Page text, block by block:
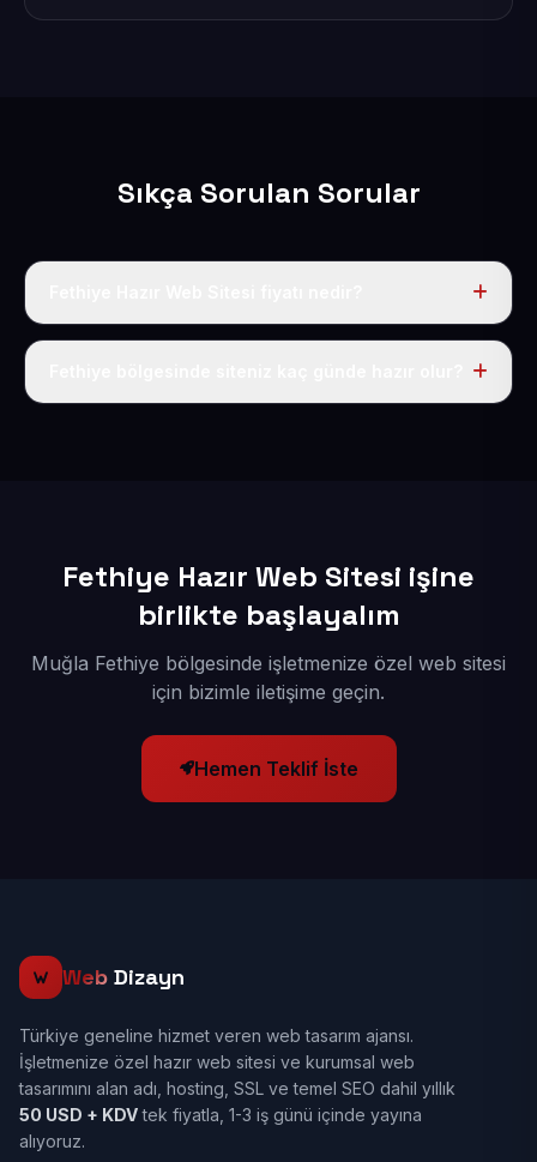
Sıkça Sorulan Sorular
Tek fiyat uygulanır: yıllık 50 USD + KDV. Bu bedele alan
Fethiye Hazır Web Sitesi işine
birlikte başlayalım
Muğla Fethiye bölgesinde işletmenize özel web sitesi
için bizimle iletişime geçin.
Hemen Teklif İste
Web Dizayn
Türkiye geneline hizmet veren web tasarım ajansı.
İşletmenize özel hazır web sitesi ve kurumsal web
tasarımını alan adı, hosting, SSL ve temel SEO dahil yıllık
50 USD + KDVtek fiyatla, 1-3 iş günü içinde yayına
alıyoruz.